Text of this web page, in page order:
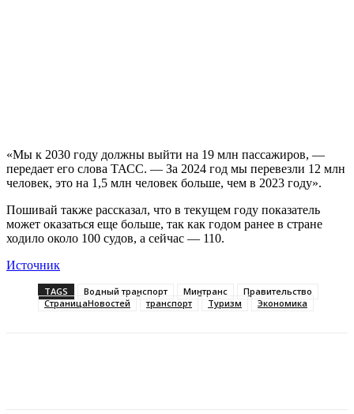
«Мы к 2030 году должны выйти на 19 млн пассажиров, —
передает его слова ТАСС. — За 2024 год мы перевезли 12 млн
человек, это на 1,5 млн человек больше, чем в 2023 году».
Пошивай также рассказал, что в текущем году показатель
может оказаться еще больше, так как годом ранее в стране
ходило около 100 судов, а сейчас — 110.
Источник
TAGS Водный транспорт Минтранс
Правительство
СтраницаНовостей
транспорт Туризм Экономика